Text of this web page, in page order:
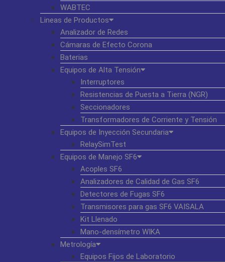
WABTEC
Lineas de Productos
Analizador de Redes
Cámaras de Efecto Corona
Baterias
Equipos de Alta Tensión
Interruptores
Resistencias de Puesta a Tierra (NGR)
Seccionadores
Transformadores de Corriente y Tensión
Equipos de Inyección Secundaria
RelaySimTest
Equipos de Manejo SF6
Acoples SF6
Analizadores de Calidad de Gas SF6
Detectores de Fugas SF6
Transmisores para gas SF6 VAISALA
Kit Llenado
Mano-densímetro WIKA
Metrología
Equipos Fijos de Laboratorio